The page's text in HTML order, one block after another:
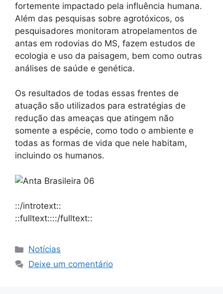
fortemente impactado pela influência humana.
Além das pesquisas sobre agrotóxicos, os
pesquisadores monitoram atropelamentos de
antas em rodovias do MS, fazem estudos de
ecologia e uso da paisagem, bem como outras
análises de saúde e genética.
Os resultados de todas essas frentes de
atuação são utilizados para estratégias de
redução das ameaças que atingem não
somente a espécie, como todo o ambiente e
todas as formas de vida que nele habitam,
incluindo os humanos.
::/introtext::
::fulltext::::/fulltext::
Notícias
Deixe um comentário